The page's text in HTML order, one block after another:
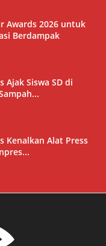
Awards 2026 untuk
Berdampak
Ajak Siswa SD di
Kenalkan Alat Press